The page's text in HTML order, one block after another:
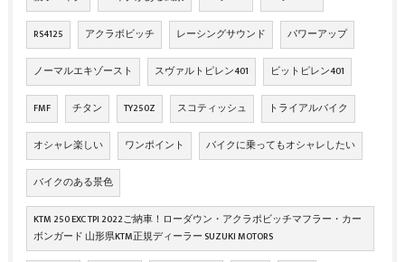
RS4125 アクラボビッチ レーシングサウンド パワーアップ
ノーマルエキゾースト スヴァルトピレン401 ビットピレン401
FMF チタン TY250Z スコティッシュ トライアルバイク
オシャレ楽しい ワンポイント バイクに乗ってもオシャレしたい
バイクのある景色
KTM 250 EXC TPI 2022ご納車！ローダウン・アクラポビッチマフラー・カー
ボンガード 山形県KTM正規ディーラー SUZUKI MOTORS